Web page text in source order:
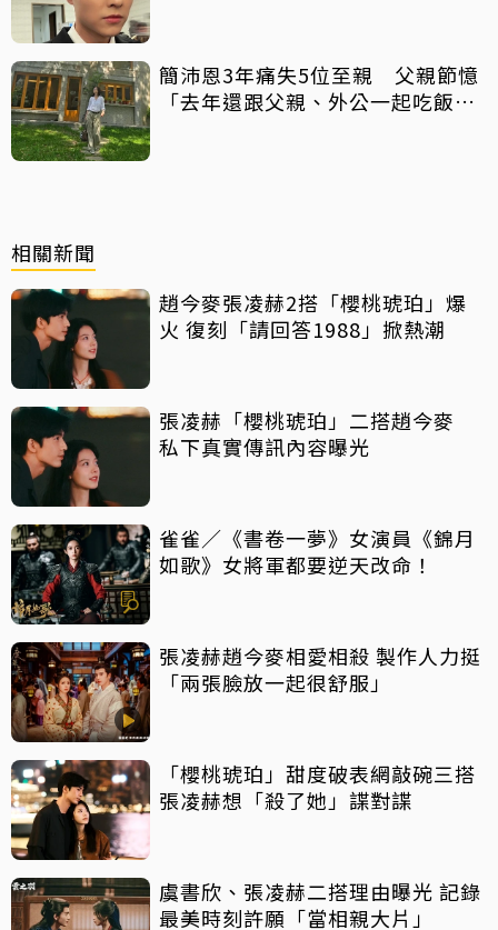
簡沛恩3年痛失5位至親 父親節憶
「去年還跟父親、外公一起吃飯聊
相關新聞
趙今麥張凌赫2搭「櫻桃琥珀」爆
火 復刻「請回答1988」掀熱潮
張凌赫「櫻桃琥珀」二搭趙今麥
私下真實傳訊內容曝光
雀雀／《書卷一夢》女演員《錦月
如歌》女將軍都要逆天改命！
張凌赫趙今麥相愛相殺 製作人力挺
「兩張臉放一起很舒服」
「櫻桃琥珀」甜度破表網敲碗三搭
張凌赫想「殺了她」諜對諜
虞書欣、張凌赫二搭理由曝光 記錄
最美時刻許願「當相親大片」